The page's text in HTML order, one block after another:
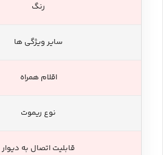
رنگ
سایر ویژگی ها
اقلام همراه
نوع ریموت
قابلیت اتصال به دیوار